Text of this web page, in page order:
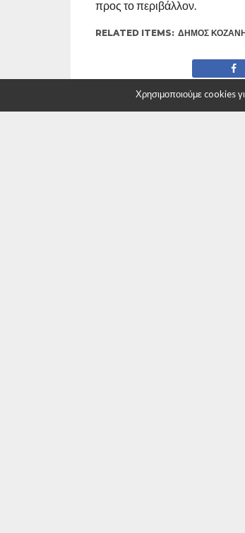
προς το περιβάλλον.
RELATED ITEMS: ΔΉΜΟΣ
Χρησιμοποιούμε cookies